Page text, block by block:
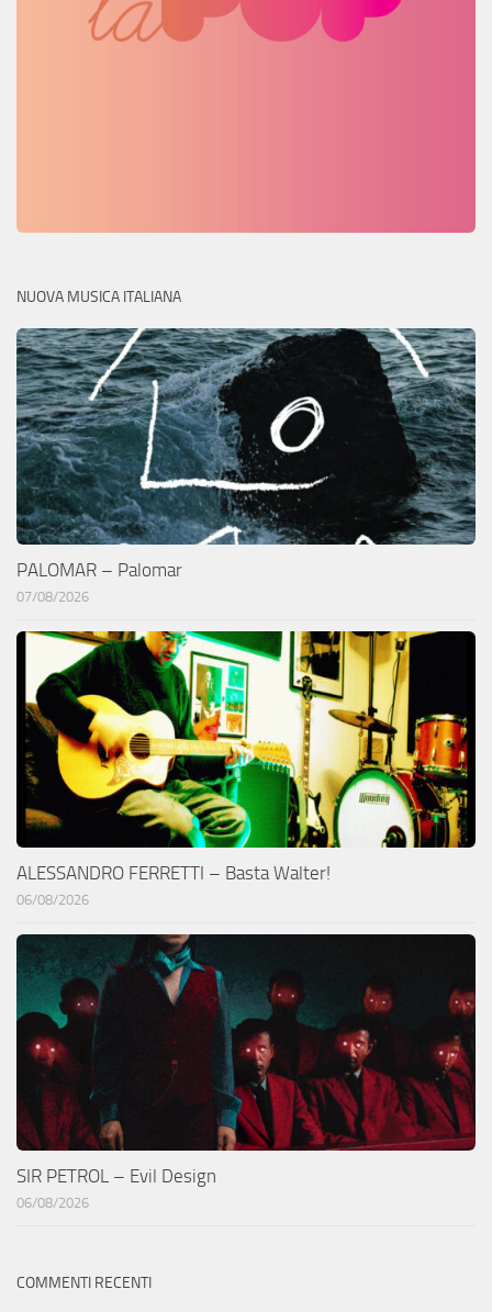
NUOVA MUSICA ITALIANA
PALOMAR – Palomar
07/08/2026
ALESSANDRO FERRETTI – Basta Walter!
06/08/2026
SIR PETROL – Evil Design
06/08/2026
COMMENTI RECENTI